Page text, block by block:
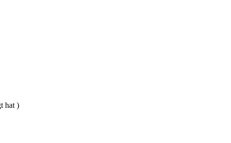
hat )